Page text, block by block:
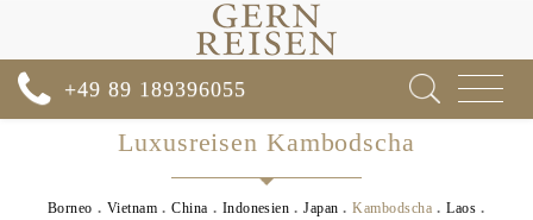
Toggle
+49 89 189396055
Luxusreisen Kambodscha
Borneo Vietnam China Indonesien Japan Kambodscha
Laos